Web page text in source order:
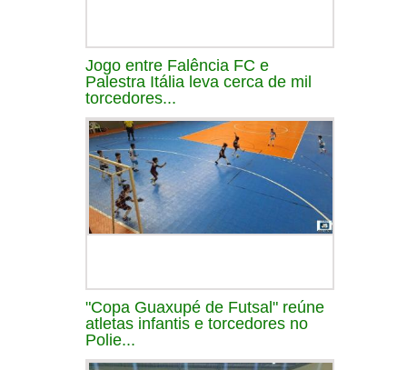
Jogo entre Falência FC e
Palestra Itália leva cerca de mil
torcedores...
"Copa Guaxupé de Futsal" reúne
atletas infantis e torcedores no
Polie...